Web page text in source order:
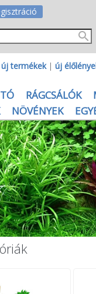
új termékek| új
RÁGCSÁLÓK
NÖVÉNYEK